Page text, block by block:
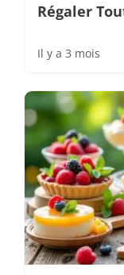
Régaler
Il y a 3 mois